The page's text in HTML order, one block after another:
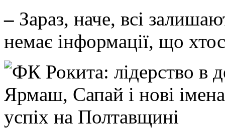
– Зараз, наче, всі
немає інформації, що